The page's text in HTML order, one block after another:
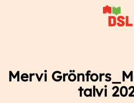
Mervi
talvi